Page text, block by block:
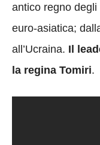
antico regno degli
euro-asiatica;
all’Ucraina. Il
la regina Tomiri.